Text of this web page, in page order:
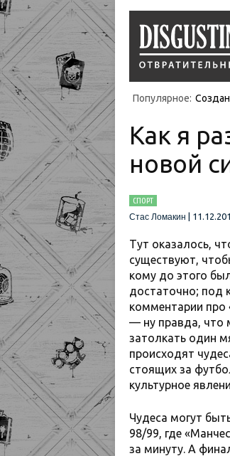
Популярное:
Как я
новой
СПОРТ
Стас Ломакин
Тут оказалось,
существуют,
кому до этого
достаточно; под
комментарии
— ну правда, что
затолкать один
происходят
стоящих за
культурное
Чудеса могут
98/99, где
за минуту. А